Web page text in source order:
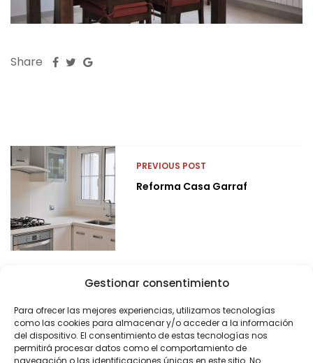
Gestionar consentimiento
Para ofrecer las mejores experiencias, utilizamos tecnologías
como las cookies para almacenar y/o acceder a la información
del dispositivo. El consentimiento de estas tecnologías nos
permitirá procesar datos como el comportamiento de
navegación o las identificaciones únicas en este sitio. No
Share
PREVIOUS POST
Reforma Casa Garraf